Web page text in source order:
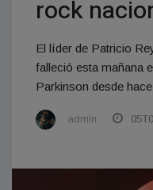
rock
El líder de Patricio
falleció esta mañana
Parkinson desde
admin